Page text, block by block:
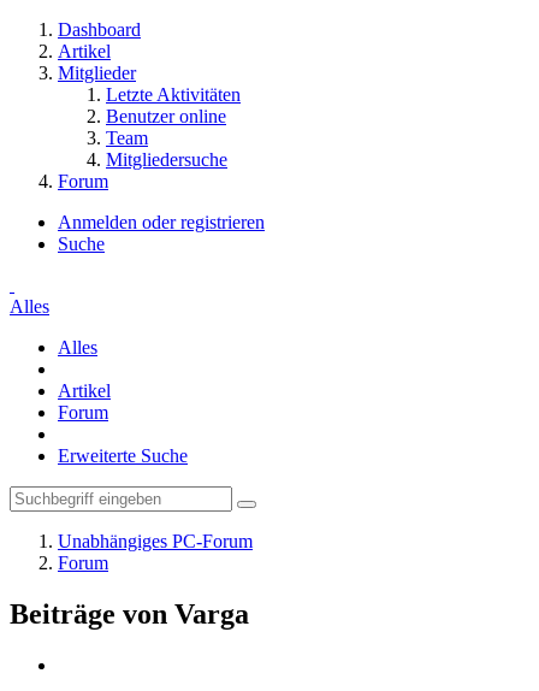
Dashboard
Artikel
Mitglieder
Letzte Aktivitäten
Benutzer online
Team
Mitgliedersuche
Forum
Anmelden oder registrieren
Suche
Alles
Alles
Artikel
Forum
Erweiterte Suche
Unabhängiges PC-Forum
Forum
Beiträge von Varga